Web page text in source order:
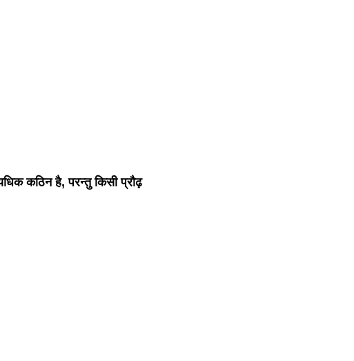
कठिन है, परन्तु किसी प्रौढ़